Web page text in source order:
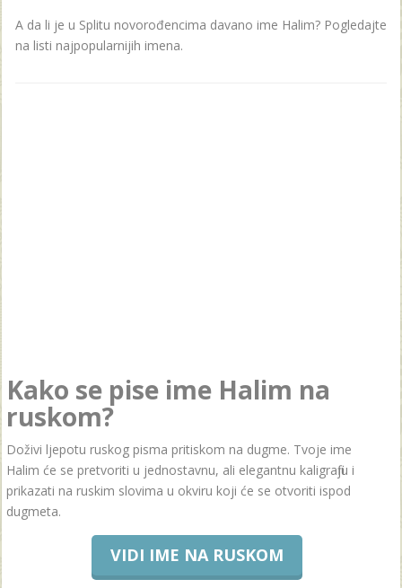
A da li je u Splitu novorođencima davano ime Halim? Pogledajte
na listi najpopularnijih imena.
Kako se pise ime Halim na
ruskom?
Doživi ljepotu ruskog pisma pritiskom na dugme. Tvoje ime
Halim će se pretvoriti u jednostavnu, ali elegantnu kaligrafiju i
prikazati na ruskim slovima u okviru koji će se otvoriti ispod
dugmeta.
VIDI IME NA RUSKOM